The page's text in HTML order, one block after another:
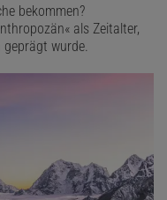
bekommen?
als Zeitalter,
geprägt wurde.